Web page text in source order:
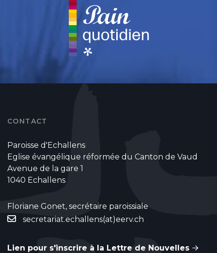
CONTACT
Paroisse d'Echallens
Eglise évangélique réformée du Canton de Vaud
Avenue de la gare 1
1040 Echallens
Floriane Gonet, secrétaire paroissiale
secretariat.echallens(at)eerv.ch
Lien pour s'inscrire à la Lettre de Nouvelles